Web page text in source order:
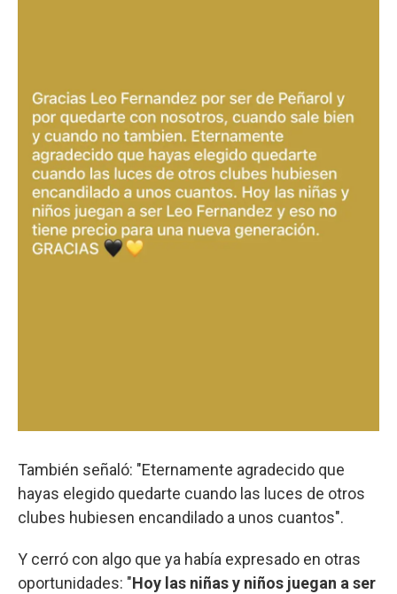
También señaló: "Eternamente agradecido que
hayas elegido quedarte cuando las luces de otros
clubes hubiesen encandilado a unos cuantos".
Y cerró con algo que ya había expresado en otras
oportunidades: "Hoy las niñas y niños juegan a ser